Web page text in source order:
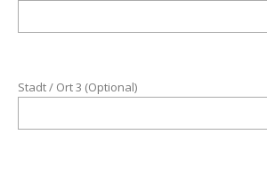
Stadt / Ort 3 (Optional)